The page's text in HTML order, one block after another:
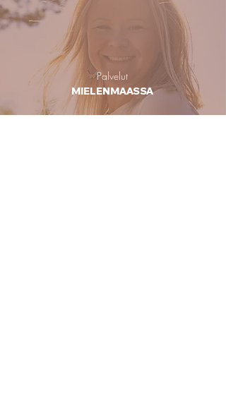
Palvelut
MIELENMAASSA